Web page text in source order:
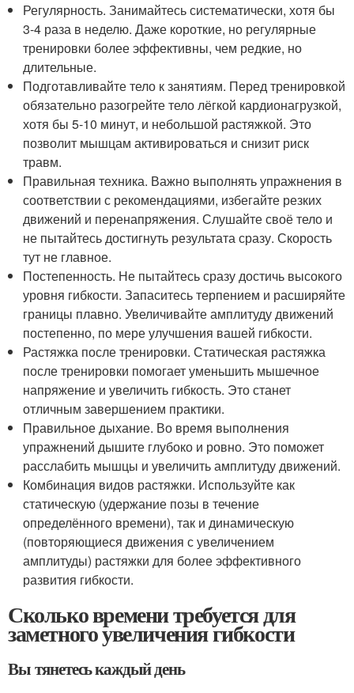
Регулярность. Занимайтесь систематически, хотя бы
3-4 раза в неделю. Даже короткие, но регулярные
тренировки более эффективны, чем редкие, но
длительные.
Подготавливайте тело к занятиям. Перед тренировкой
обязательно разогрейте тело лёгкой кардионагрузкой,
хотя бы 5-10 минут, и небольшой растяжкой. Это
позволит мышцам активироваться и снизит риск
травм.
Правильная техника. Важно выполнять упражнения в
соответствии с рекомендациями, избегайте резких
движений и перенапряжения. Слушайте своё тело и
не пытайтесь достигнуть результата сразу. Скорость
тут не главное.
Постепенность. Не пытайтесь сразу достичь высокого
уровня гибкости. Запаситесь терпением и расширяйте
границы плавно. Увеличивайте амплитуду движений
постепенно, по мере улучшения вашей гибкости.
Растяжка после тренировки. Статическая растяжка
после тренировки помогает уменьшить мышечное
напряжение и увеличить гибкость. Это станет
отличным завершением практики.
Правильное дыхание. Во время выполнения
упражнений дышите глубоко и ровно. Это поможет
расслабить мышцы и увеличить амплитуду движений.
Комбинация видов растяжки. Используйте как
статическую (удержание позы в течение
определённого времени), так и динамическую
(повторяющиеся движения с увеличением
амплитуды) растяжки для более эффективного
развития гибкости.
Сколько времени требуется для
заметного увеличения гибкости
Вы тянетесь каждый день